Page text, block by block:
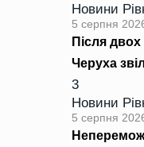
Новини
5 серпня
Після
Черуха
3
Новини
5 серпня